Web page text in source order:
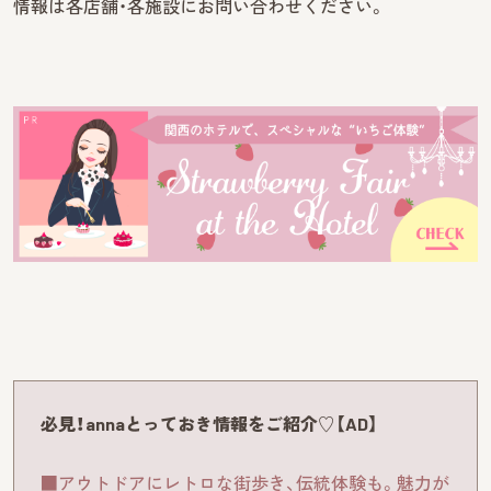
情報は各店舗・各施設にお問い合わせください。
必見！annaとっておき情報をご紹介♡【AD】
■アウトドアにレトロな街歩き、伝統体験も。魅力が